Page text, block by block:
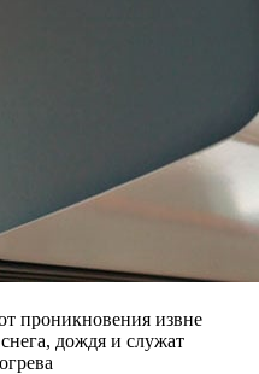
проникновения извне
дождя и служат